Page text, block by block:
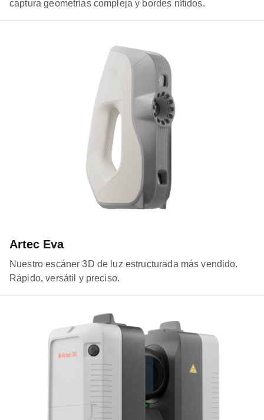
captura geometrías compleja y bordes nítidos.
Artec Eva
Nuestro escáner 3D de luz estructurada más vendido.
Rápido, versátil y preciso.